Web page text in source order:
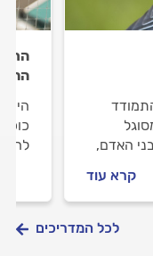
האדם,
יונים
שהטבע
קרא עוד
לכל המדריכים